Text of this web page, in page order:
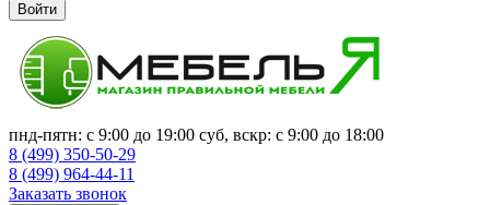
Войти
пнд-пятн: с 9:00 до 19:00 суб, вскр: с 9:00 до 18:00
8 (499) 350-50-29
8 (499) 964-44-11
Заказать звонок